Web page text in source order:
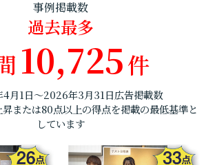
事例掲載数
過去最多
10,725件
月1日～2026年3月31日広告掲載数
または80点以上の得点を掲載の最低基準と
しています